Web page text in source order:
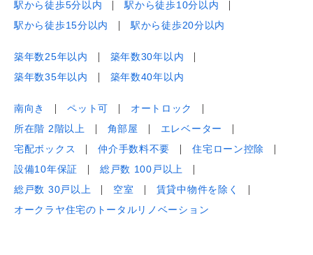
駅から徒歩5分以内
駅から徒歩10分以内
駅から徒歩15分以内
駅から徒歩20分以内
築年数25年以内
築年数30年以内
築年数35年以内
築年数40年以内
南向き ペット可
オートロック
所在階 2階以上
角部屋
エレベーター
宅配ボックス
仲介手数料不要
住宅ローン控除
設備10年保証
総戸数 100戸以上
総戸数 30戸以上
空室
賃貸中物件を除く
オークラヤ住宅のトータルリノベーション